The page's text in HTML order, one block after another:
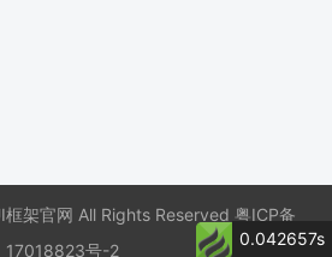
架官网 All Rights Reserved 粤ICP备
17018823号-2
0.042657s